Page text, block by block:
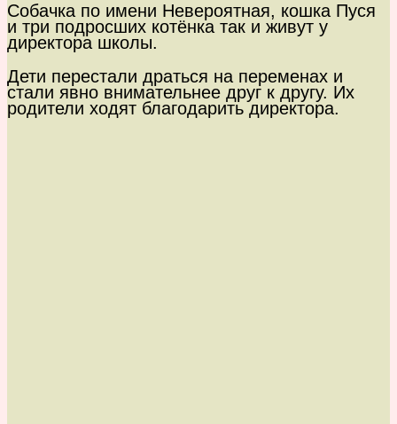
Собачка по имени Невероятная, кошка Пуся
и три подросших котёнка так и живут у
директора школы.
Дети перестали драться на переменах и
стали явно внимательнее друг к другу. Их
родители ходят благодарить директора.